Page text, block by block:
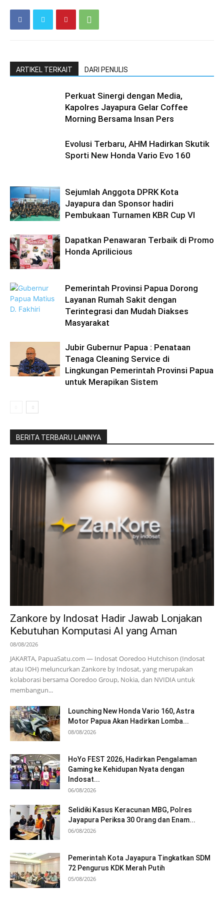
ARTIKEL TERKAIT DARI PENULIS
Perkuat Sinergi dengan Media,
Kapolres Jayapura Gelar Coffee
Morning Bersama Insan Pers
Evolusi Terbaru, AHM Hadirkan Skutik
Sporti New Honda Vario Evo 160
Sejumlah Anggota DPRK Kota
Jayapura dan Sponsor hadiri
Pembukaan Turnamen KBR Cup VI
Dapatkan Penawaran Terbaik di Promo
Honda Aprilicious
Pemerintah Provinsi Papua Dorong
Layanan Rumah Sakit dengan
Terintegrasi dan Mudah Diakses
Masyarakat
Jubir Gubernur Papua : Penataan
Tenaga Cleaning Service di
Lingkungan Pemerintah Provinsi Papua
untuk Merapikan Sistem
BERITA TERBARU LAINNYA
Zankore by Indosat Hadir Jawab Lonjakan
Kebutuhan Komputasi AI yang Aman
08/08/2026
JAKARTA, PapuaSatu.com — Indosat Ooredoo Hutchison (Indosat
atau IOH) meluncurkan Zankore by Indosat, yang merupakan
kolaborasi bersama Ooredoo Group, Nokia, dan NVIDIA untuk
membangun...
Lounching New Honda Vario 160, Astra
Motor Papua Akan Hadirkan Lomba...
08/08/2026
HoYo FEST 2026, Hadirkan Pengalaman
Gaming ke Kehidupan Nyata dengan
Indosat...
06/08/2026
Selidiki Kasus Keracunan MBG, Polres
Jayapura Periksa 30 Orang dan Enam...
06/08/2026
Pemerintah Kota Jayapura Tingkatkan SDM
72 Pengurus KDK Merah Putih
05/08/2026